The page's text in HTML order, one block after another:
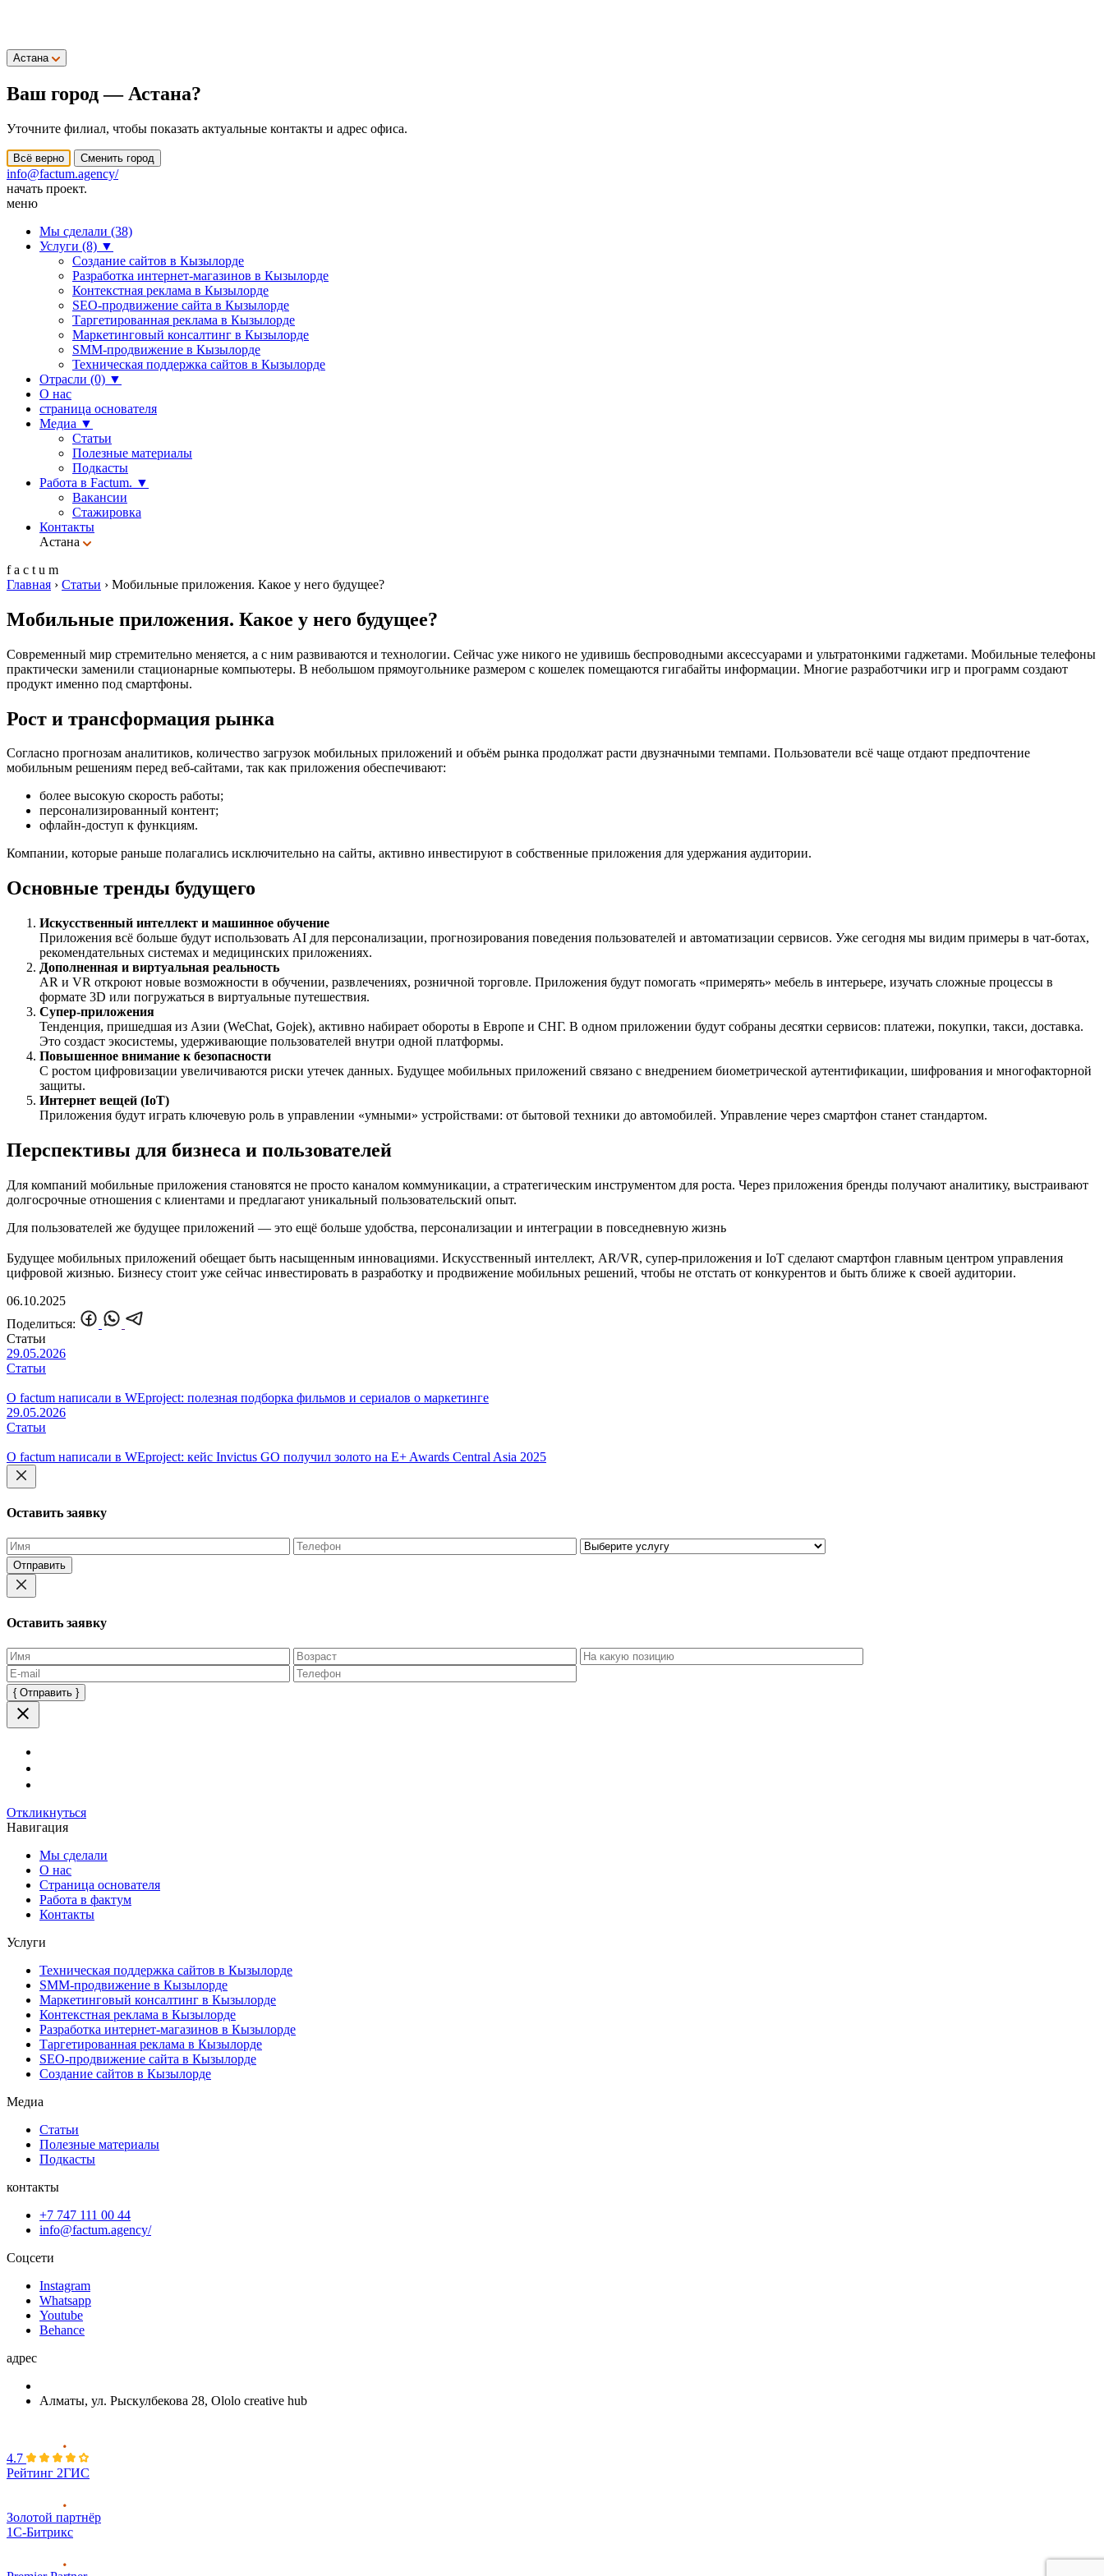
Астана
Ваш город — Астана?
Уточните филиал, чтобы показать актуальные контакты и адрес офиса.
Всё верно Сменить город
info@factum.agency/
начать проект.
меню
Мы сделали (38)
Услуги (8) ▼
Создание сайтов в Кызылорде
Разработка интернет-магазинов в Кызылорде
Контекстная реклама в Кызылорде
SEO-продвижение сайта в Кызылорде
Таргетированная реклама в Кызылорде
Маркетинговый консалтинг в Кызылорде
SMM-продвижение в Кызылорде
Техническая поддержка сайтов в Кызылорде
Отрасли (0) ▼
О нас
страница основателя
Медиа ▼
Статьи
Полезные материалы
Подкасты
Работа в Factum. ▼
Вакансии
Стажировка
Контакты
Астана
f a c t u m
Главная › Статьи › Мобильные приложения. Какое у него будущее?
Мобильные приложения. Какое у него будущее?
Современный мир стремительно меняется, а с ним развиваются и технологии. Сейчас уже никого не удивишь беспроводными аксессуарами и ультратонкими гаджетами. Мобильные телефоны
практически заменили стационарные компьютеры. В небольшом прямоугольнике размером с кошелек помещаются гигабайты информации. Многие разработчики игр и программ создают
продукт именно под смартфоны.
Рост и трансформация рынка
Согласно прогнозам аналитиков, количество загрузок мобильных приложений и объём рынка продолжат расти двузначными темпами. Пользователи всё чаще отдают предпочтение
мобильным решениям перед веб-сайтами, так как приложения обеспечивают:
более высокую скорость работы;
персонализированный контент;
офлайн-доступ к функциям.
Компании, которые раньше полагались исключительно на сайты, активно инвестируют в собственные приложения для удержания аудитории.
Основные тренды будущего
Искусственный интеллект и машинное обучение
Приложения всё больше будут использовать AI для персонализации, прогнозирования поведения пользователей и автоматизации сервисов. Уже сегодня мы видим примеры в чат-ботах,
рекомендательных системах и медицинских приложениях.
Дополненная и виртуальная реальность
AR и VR откроют новые возможности в обучении, развлечениях, розничной торговле. Приложения будут помогать «примерять» мебель в интерьере, изучать сложные процессы в
формате 3D или погружаться в виртуальные путешествия.
Супер-приложения
Тенденция, пришедшая из Азии (WeChat, Gojek), активно набирает обороты в Европе и СНГ. В одном приложении будут собраны десятки сервисов: платежи, покупки, такси, доставка.
Это создаст экосистемы, удерживающие пользователей внутри одной платформы.
Повышенное внимание к безопасности
С ростом цифровизации увеличиваются риски утечек данных. Будущее мобильных приложений связано с внедрением биометрической аутентификации, шифрования и многофакторной
защиты.
Интернет вещей (IoT)
Приложения будут играть ключевую роль в управлении «умными» устройствами: от бытовой техники до автомобилей. Управление через смартфон станет стандартом.
Перспективы для бизнеса и пользователей
Для компаний мобильные приложения становятся не просто каналом коммуникации, а стратегическим инструментом для роста. Через приложения бренды получают аналитику, выстраивают
долгосрочные отношения с клиентами и предлагают уникальный пользовательский опыт.
Для пользователей же будущее приложений — это ещё больше удобства, персонализации и интеграции в повседневную жизнь
Будущее мобильных приложений обещает быть насыщенным инновациями. Искусственный интеллект, AR/VR, супер-приложения и IoT сделают смартфон главным центром управления
цифровой жизнью. Бизнесу стоит уже сейчас инвестировать в разработку и продвижение мобильных решений, чтобы не отстать от конкурентов и быть ближе к своей аудитории.
06.10.2025
Поделиться:
Статьи
29.05.2026
Статьи
О factum написали в WEproject: полезная подборка фильмов и сериалов о маркетинге
29.05.2026
Статьи
О factum написали в WEproject: кейс Invictus GO получил золото на E+ Awards Central Asia 2025
Оставить заявку
Оставьте
это
поле
Оставить заявку
Оставьте
это
поле
Откликнуться
Навигация
Мы сделали
О нас
Страница основателя
Работа в фактум
Контакты
Услуги
Техническая поддержка сайтов в Кызылорде
SMM-продвижение в Кызылорде
Маркетинговый консалтинг в Кызылорде
Контекстная реклама в Кызылорде
Разработка интернет-магазинов в Кызылорде
Таргетированная реклама в Кызылорде
SEO-продвижение сайта в Кызылорде
Создание сайтов в Кызылорде
Медиа
Статьи
Полезные материалы
Подкасты
контакты
+7 747 111 00 44
info@factum.agency/
Соцсети
Instagram
Whatsapp
Youtube
Behance
адрес
Алматы, ул. Рыскулбекова 28, Ololo creative hub
4.7
Рейтинг 2ГИС
Золотой партнёр
1С-Битрикс